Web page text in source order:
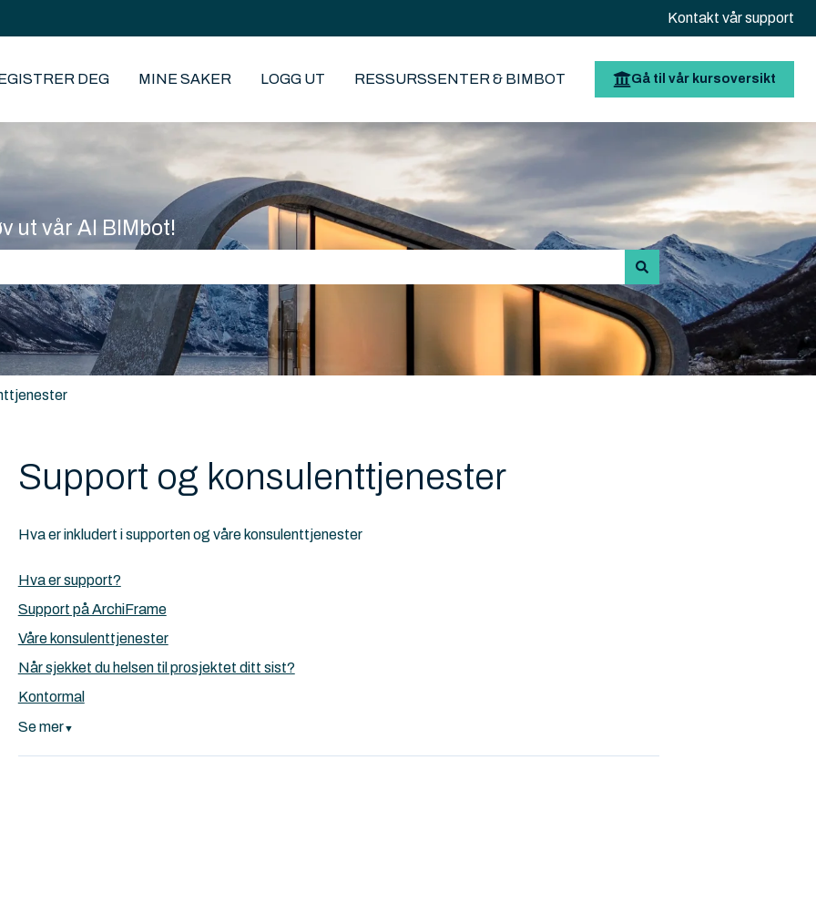
Kontakt vår support
DEG MINE SAKER LOGG UT RESSURSSENTER & BIMBOT Gå til vår kursoversikt
ut vår AI BIMbot!
er tomt.
Support og konsulenttjenester
Hva er inkludert i supporten og våre konsulenttjenester
Hva er support?
Support på ArchiFrame
Våre konsulenttjenester
Når sjekket du helsen til prosjektet ditt sist?
Kontormal
Se mer▼